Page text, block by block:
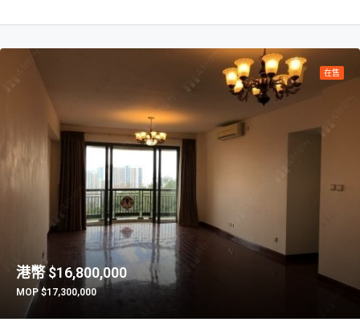
在售
$16,800,000
$17,300,000